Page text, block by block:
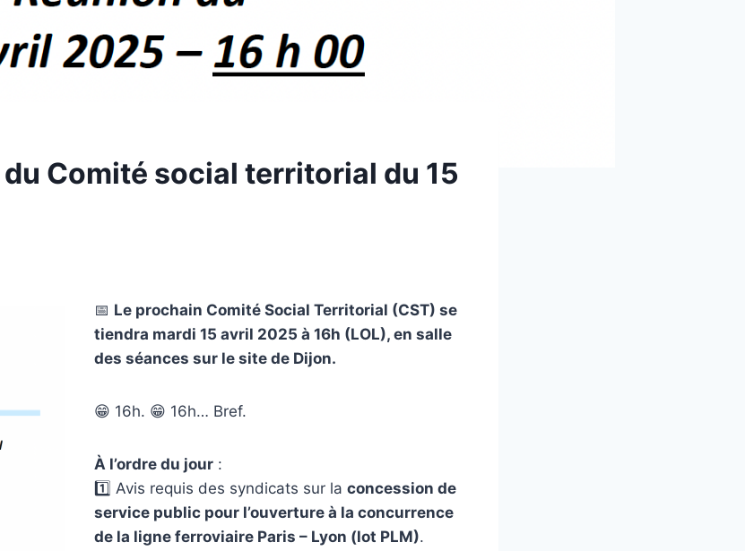
Comité social territorial du 15
📅 Le prochain Comité Social Territorial (CST) se
tiendra mardi 15 avril 2025 à 16h (LOL), en salle
des séances sur le site de Dijon.
😁 16h. 😁 16h… Bref.
À l’ordre du jour :
1️⃣ Avis requis des syndicats sur la concession de
service public pour l’ouverture à la concurrence
de la ligne ferroviaire Paris – Lyon (lot PLM).